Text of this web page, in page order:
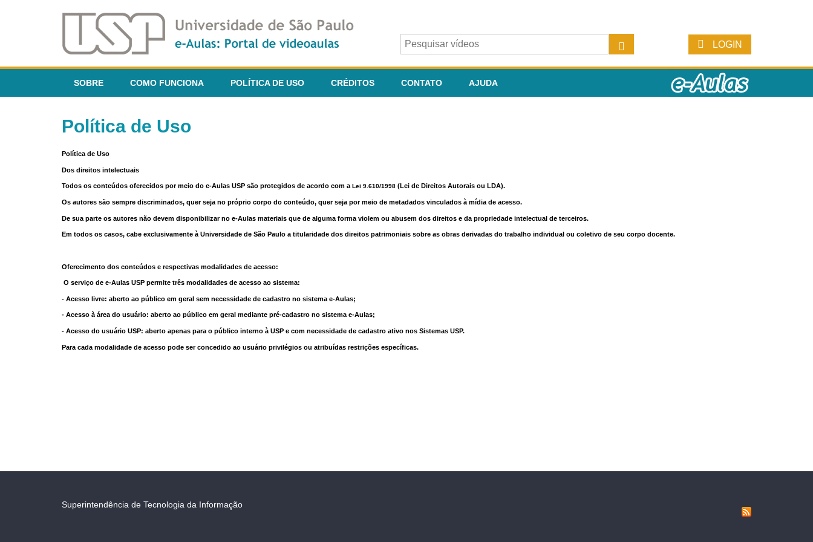
LOGIN
SOBRE COMO FUNCIONA POLÍTICA DE USO CRÉDITOS CONTATO AJUDA
Política de Uso
Política de Uso
Dos direitos intelectuais
Todos os conteúdos oferecidos por meio do e-Aulas USP são protegidos de acordo com a Lei 9.610/1998 (Lei de Direitos Autorais ou LDA).
Os autores são sempre discriminados, quer seja no próprio corpo do conteúdo, quer seja por meio de metadados vinculados à mídia de acesso.
De sua parte os autores não devem disponibilizar no e-Aulas materiais que de alguma forma violem ou abusem dos direitos e da propriedade intelectual de terceiros.
Em todos os casos, cabe exclusivamente à Universidade de São Paulo a titularidade dos direitos patrimoniais sobre as obras derivadas do trabalho individual ou coletivo de seu corpo docente.
Oferecimento dos conteúdos e respectivas modalidades de acesso:
O serviço de e-Aulas USP permite três modalidades de acesso ao sistema:
- Acesso livre: aberto ao público em geral sem necessidade de cadastro no sistema e-Aulas;
- Acesso à área do usuário: aberto ao público em geral mediante pré-cadastro no sistema e-Aulas;
- Acesso do usuário USP: aberto apenas para o público interno à USP e com necessidade de cadastro ativo nos Sistemas USP.
Para cada modalidade de acesso pode ser concedido ao usuário privilégios ou atribuídas restrições específicas.
Superintendência de Tecnologia da Informação